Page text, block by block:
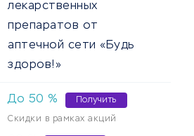
лекарственных
препаратов от
аптечной сети «Будь
здоров!»
До 50 % Получить
Скидки в рамках акций